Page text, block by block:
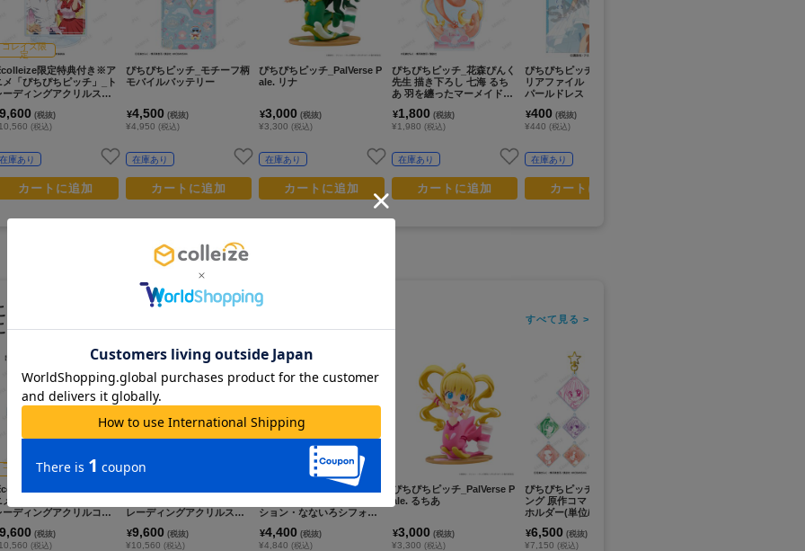
コレイズ限
定
限定特典付き※ア
メ「ぴちぴちピッチ」_ト
ーディングアクリルスタ
9,600 (税抜)
(税込)
在庫あり
カートに追加
ぴちぴちピッチ_モチーフ柄
モバイルバッテリー
¥4,500 (税抜)
¥4,950(税込)
在庫あり
カートに追加
ぴちぴちピッチ_PalVerse P
ale. リナ
¥3,000 (税抜)
¥3,300 (税込)
在庫あり
カートに追加
ぴちぴちピッチ_花森ぴんく
先生 描き下ろし 七海 るち
あ 羽を纏ったマーメイドve
タンド
¥1,800 (税抜)
¥1,980 (税込)
在庫あり
カートに追加
ぴちぴちピッチ_シングルク
リアファイル 宝生波音
パールドレス
¥400 (税抜)
¥440 (税込)
在庫あり
カートに追加
の商品を見ている人は
ちらの商品もチェックしています
すべて見る >
コレイズ限
限定特典付き※ア
メ「ぴちぴちピッチ」_ト
ーディングアクリルコー
9,600 (税抜)
(税込)
コレイズ限
レーディングアクリルスタ
¥9,600 (税抜)
¥10,560(税込)
ぴちぴちピッチなないろシ
ション・なないろシフォ
X／8パック入り】
¥4,400 (税抜)
¥4,840 (税込)
ぴちぴちピッチ_PalVerse P
ale. るちあ
¥3,000 (税抜)
¥3,300 (税込)
ぴちぴちピッチ_トレーディ
ング 原作コマ アクリルキー
ホルダー(単位/BOX)
¥6,500 (税抜)
¥7,150 (税込)